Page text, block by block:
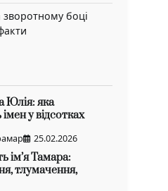
боці
Юлія: яка
імен у відсотках
25.02.2026
ім’я Тамара:
тлумачення,